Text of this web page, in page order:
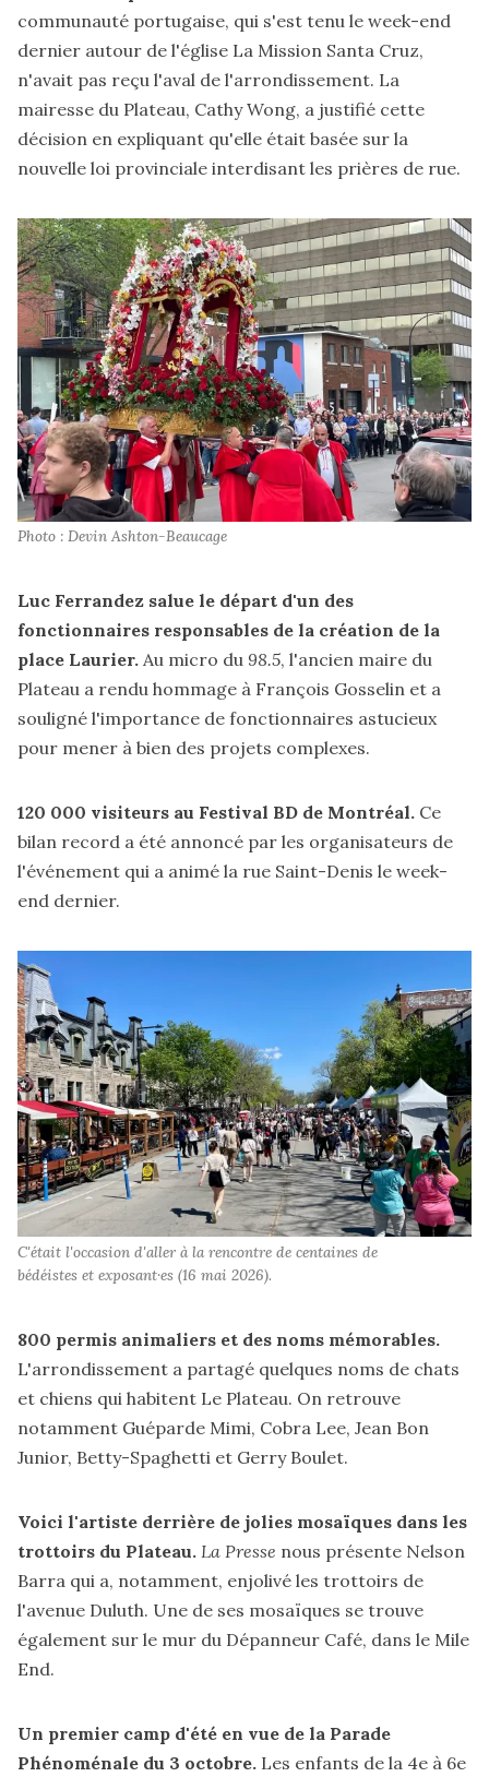
communauté portugaise, qui s'est tenu le week-end
dernier autour de l'église La Mission Santa Cruz,
n'avait pas reçu l'aval de l'arrondissement. La
mairesse du Plateau, Cathy Wong, a justifié cette
décision en expliquant qu'elle était basée sur la
nouvelle loi provinciale interdisant les prières de rue.
Photo : Devin Ashton-Beaucage
Luc Ferrandez salue le départ d'un des
fonctionnaires responsables de la création de la
place Laurier. Au micro du 98.5, l'ancien maire du
Plateau a rendu hommage à François Gosselin et a
souligné l'importance de fonctionnaires astucieux
pour mener à bien des projets complexes.
120 000 visiteurs au Festival BD de Montréal. Ce
bilan record a été annoncé par les organisateurs de
l'événement qui a animé la rue Saint-Denis le week-
end dernier.
C'était l'occasion d'aller à la rencontre de centaines de
bédéistes et exposant·es (16 mai 2026).
800 permis animaliers et des noms mémorables.
L'arrondissement a partagé quelques noms de chats
et chiens qui habitent Le Plateau. On retrouve
notamment Guéparde Mimi, Cobra Lee, Jean Bon
Junior, Betty-Spaghetti et Gerry Boulet.
Voici l'artiste derrière de jolies mosaïques dans les
trottoirs du Plateau. La Presse nous présente Nelson
Barra qui a, notamment, enjolivé les trottoirs de
l'avenue Duluth. Une de ses mosaïques se trouve
également sur le mur du Dépanneur Café, dans le Mile
End.
Un premier camp d'été en vue de la Parade
Phénoménale du 3 octobre. Les enfants de la 4e à 6e